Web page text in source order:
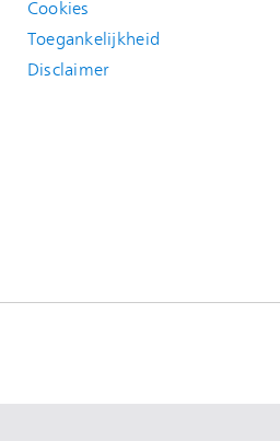
Cookies
Toegankelijkheid
Disclaimer